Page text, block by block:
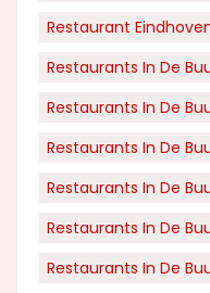
Restaurant
Restaurants In De
Restaurants In De
Restaurants In De
Restaurants In De
Restaurants In De
Restaurants In De